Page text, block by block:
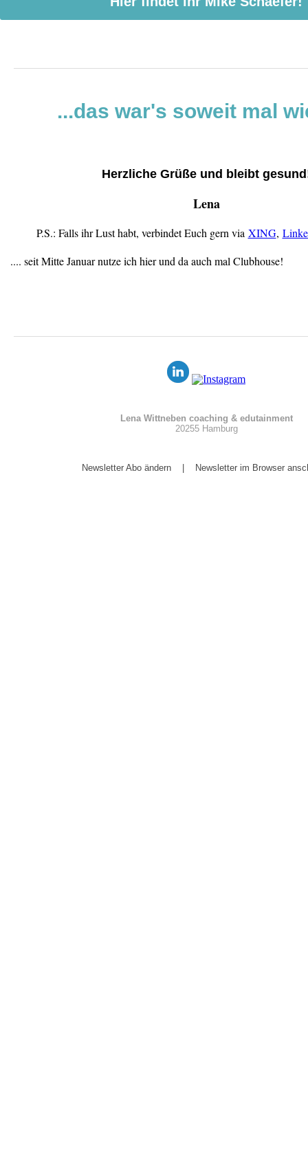
...das war's soweit mal
Herzliche Grüße und bleibt
Lena
P.S.: Falls ihr Lust habt, verbindet Euch gern via XING,
.... seit Mitte Januar nutze ich hier und da auch mal Clubhouse!
Lena Wittneben coaching & edutainment
20255 Hamburg
Newsletter Abo ändern Newsletter im Browser